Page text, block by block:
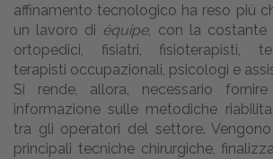
affinamento tecnologico ha reso più
un lavoro di équipe, con la costante
ortopedici, fisiatri, fisioterapisti,
terapisti occupazionali, psicologi e
Si rende, allora, necessario
informazione sulle metodiche
tra gli operatori del settore.
principali tecniche chirurgiche,